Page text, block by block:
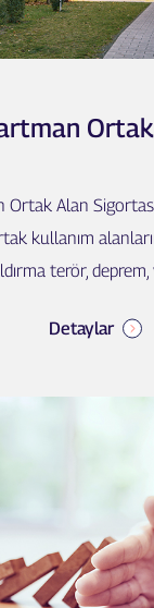
Ortak Alan
kullanım
terör, deprem,
Detaylar